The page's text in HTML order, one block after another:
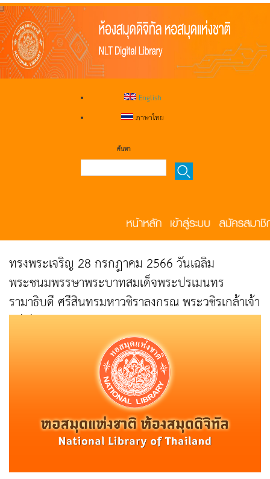
English
ภาษาไทย
ค้นหา
ทรงพระเจริญ 28 กรกฎาคม 2566 วันเฉลิม
พระชนมพรรษาพระบาทสมเด็จพระปรเมนทร
รามาธิบดี ศรีสินทรมหาวชิราลงกรณ พระวชิรเกล้าเจ้า
อยู่หัว